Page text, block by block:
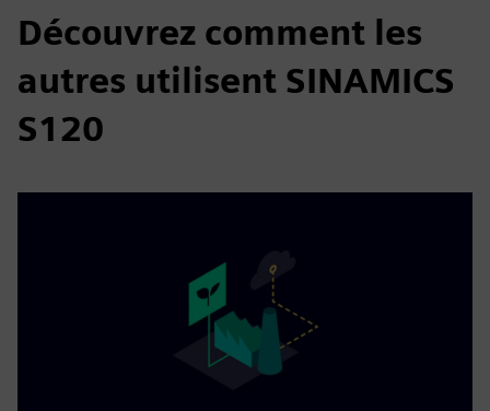
Découvrez comment les
autres utilisent SINAMICS
S120